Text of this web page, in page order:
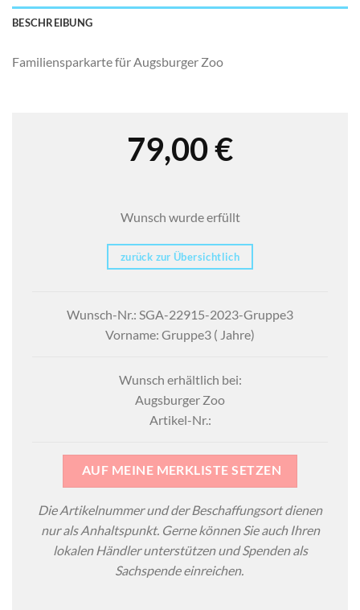
BESCHREIBUNG
Familiensparkarte für Augsburger Zoo
79,00€
Wunsch wurde erfüllt
zurück zur Übersichtlich
Wunsch-Nr.: SGA-22915-2023-Gruppe3
Vorname: Gruppe3 ( Jahre)
Wunsch erhältlich bei:
Augsburger Zoo
Artikel-Nr.:
AUF MEINE MERKLISTE SETZEN
Die Artikelnummer und der Beschaffungsort dienen
nur als Anhaltspunkt. Gerne können Sie auch Ihren
lokalen Händler unterstützen und Spenden als
Sachspende einreichen.